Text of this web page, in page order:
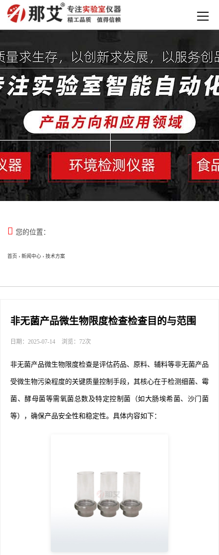
 您的位置：
首页 › 新闻中心 › 技术方案
非无菌产品微生物限度检查检查目的与范围
日期：2025-07-14 浏览：72次
非无菌产品微生物限度检查是评估药品、原料、辅料等非无菌产品
受微生物污染程度的关键质量控制手段，其核心在于检测细菌、霉
菌、酵母菌等需氧菌总数及特定控制菌（如大肠埃希菌、沙门菌
等），确保产品安全性和稳定性。具体内容如下：